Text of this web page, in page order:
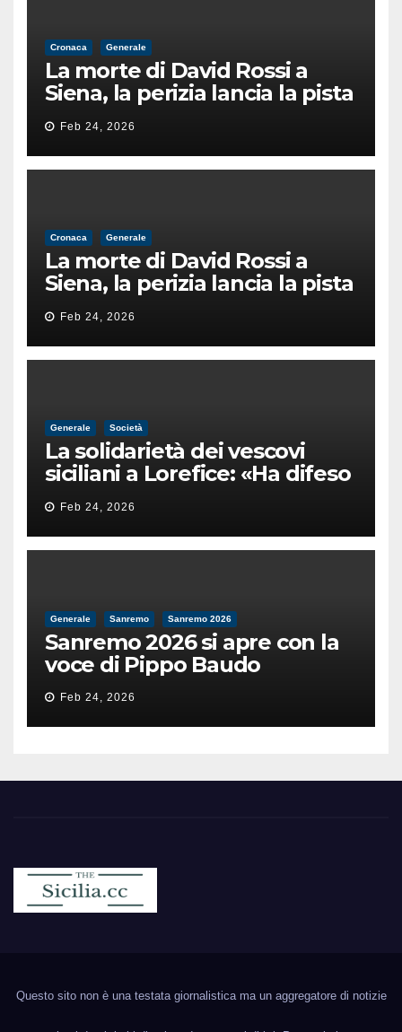
Cronaca Generale
La morte di David Rossi a
Siena, la perizia lancia la pista
di un’intimidazione finita
male
Feb 24, 2026
Cronaca Generale
La morte di David Rossi a
Siena, la perizia lancia la pista
di un’intimidazione finita
male
Feb 24, 2026
Generale Società
La solidarietà dei vescovi
siciliani a Lorefice: «Ha difeso
il valore e la dignità
dell’umanità»
Feb 24, 2026
Generale Sanremo Sanremo 2026
Sanremo 2026 si apre con la
voce di Pippo Baudo
Feb 24, 2026
Questo sito non è una testata giornalistica ma un aggregatore di notizie